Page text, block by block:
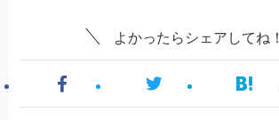
よかったらシェアしてね！